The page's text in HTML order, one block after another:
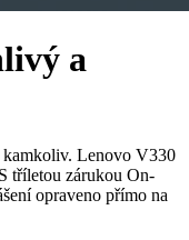
a
kamkoliv. Lenovo V330
tříletou zárukou On-
opraveno přímo na